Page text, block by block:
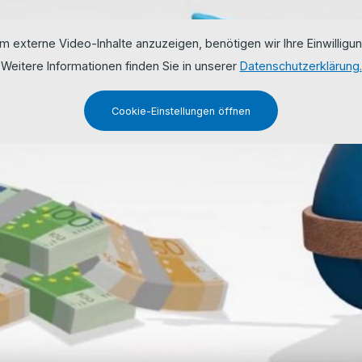
externe Video-Inhalte anzuzeigen, benötigen wir Ihre
Weitere Informationen finden Sie in unserer Datenschutzerklärung.
Cookie-Einstellungen öffnen